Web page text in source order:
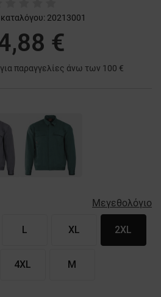
20213001
€
για παραγγελίες άνω των 100 €
Μεγεθολόγιο
L XL 2XL
4XL M